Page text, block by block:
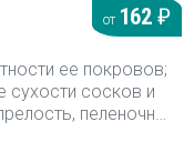
ее покровов;
сухости сосков и
пеленочный
от 162